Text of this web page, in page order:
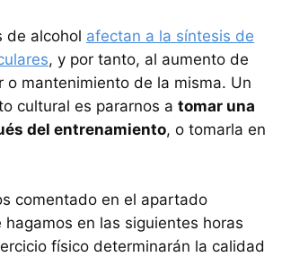
de alcohol afectan a la síntesis de
, y por tanto, al aumento de
o mantenimiento de la misma. Un
cultural es pararnos a tomar una
del entrenamiento, o tomarla en
comentado en el apartado
hagamos en las siguientes horas
físico determinarán la calidad